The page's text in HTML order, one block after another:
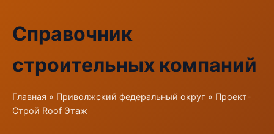
Справочник
строительных компаний
Главная » Приволжский федеральный округ » Проект-
Строй Roof Этаж